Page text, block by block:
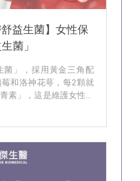
益生菌】女性保
菌」
菌」，採用黃金三角配
和洛神花萼，每2顆就
素」，這是維護女性健